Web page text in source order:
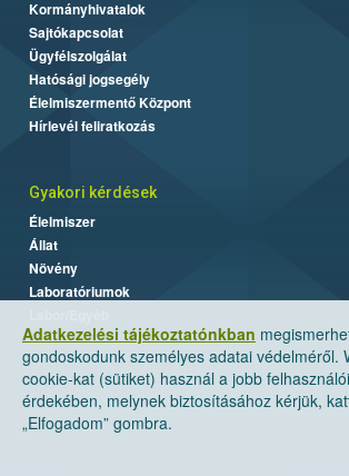
Adatkezelési tájékoztatónkban
gondoskodunk személyes adatai védelméről.
cookie-kat (sütiket) használ a jobb
érdekében, melynek biztosításához kérjük,
„Elfogadom” gombra.
Kormányhivatalok
Sajtókapcsolat
Ügyfélszolgálat
Hatósági jogsegély
Élelmiszermentő Központ
Hírlevél feliratkozás
Gyakori kérdések
Élelmiszer
Állat
Növény
Laboratóriumok